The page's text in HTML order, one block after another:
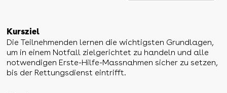
Kursziel
Die Teilnehmenden lernen die wichtigsten Grundlagen,
um in einem Notfall zielgerichtet zu handeln und alle
notwendigen Erste-Hilfe-Massnahmen sicher zu setzen,
bis der Rettungsdienst eintrifft.